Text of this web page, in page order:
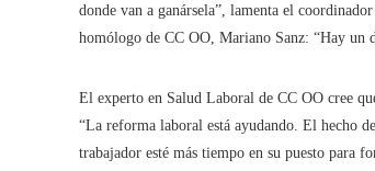
donde van a ganársela”, lamenta el
homólogo de CC OO, Mariano Sanz: “Hay un
El experto en Salud Laboral de CC OO cree
“La reforma laboral está ayudando. El hecho
trabajador esté más tiempo en su puesto para